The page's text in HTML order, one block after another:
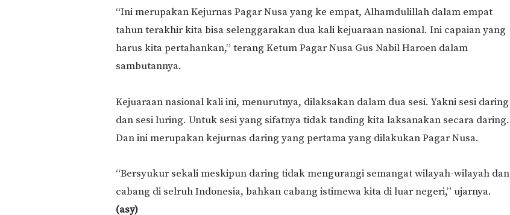
“Ini merupakan Kejurnas Pagar Nusa yang ke empat, Alhamdulillah dalam empat
tahun terakhir kita bisa selenggarakan dua kali kejuaraan nasional. Ini capaian yang
harus kita pertahankan,” terang Ketum Pagar Nusa Gus Nabil Haroen dalam
sambutannya.
Kejuaraan nasional kali ini, menurutnya, dilaksakan dalam dua sesi. Yakni sesi daring
dan sesi luring. Untuk sesi yang sifatnya tidak tanding kita laksanakan secara daring.
Dan ini merupakan kejurnas daring yang pertama yang dilakukan Pagar Nusa.
“Bersyukur sekali meskipun daring tidak mengurangi semangat wilayah-wilayah dan
cabang di selruh Indonesia, bahkan cabang istimewa kita di luar negeri,” ujarnya.
(asy)